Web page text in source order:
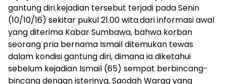
gantung diri.kejadian tersebut terjadi pada Senin
(10/10/16) sekitar pukul 21.00 wita.dari informasi awal
yang diterima Kabar Sumbawa, bahwa korban
seorang pria bernama Ismail ditemukan tewas
dalam kondisi gantung diri, dimana ia diketahui
sebelum kejadian Ismail (65) sempat berbincang-
bincang dengan isterinya, Saodah Warga yang